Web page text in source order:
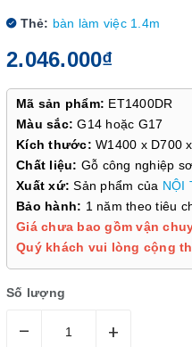
Thẻ: bàn làm việc 1.4m
2.046.000₫
Mã sản phẩm: ET1400DR
Màu sắc: G14 hoặc G17
Kích thước: W1400 x D700
Chất liệu: Gỗ công nghiệp
Xuất xứ: Sản phẩm của NỘI
Bảo hành: 1 năm theo tiêu
Giá chưa bao gồm vận
Quý khách vui lòng cộng
Số lượng
– +